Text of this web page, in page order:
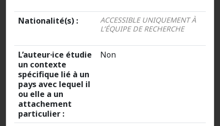
Nationalité(s) :
ACCESSIBLE UNIQUEMENT À
L’ÉQUIPE DE RECHERCHE
L’auteur·ice étudie
un contexte
spécifique lié à un
pays avec lequel il
ou elle a un
attachement
particulier :
Non